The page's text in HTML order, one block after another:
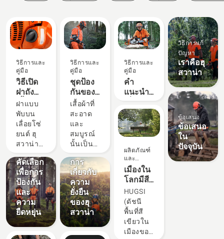
มือ
อาชีพ
วิธีการและ
คู่มือ
วิธีเปิด
ฝาถัง
เชื้อเพลิง
ของ
เลื่อยโซ่
ยนต์
ฝาแบบ
พับบน
เลื่อยโซ่
ยนต์ ฮุ
สวาน่า
คุณ
สามารถ
เติมเชื้อ
เพลิงให้
กับเลื่อย
โซ่ยนต์
ของคุณ
ได้ง่าย
ผลิตภัณฑ์
และ
นวัตกรรม
ชุดป้อง
กันของฮุ
สวาน่า:
คัดเลือก
เพื่อการ
ป้องกัน
และ
ความ
ยืดหยุ่น
วิธีการและ
คู่มือ
ชุดป้อง
กันของฮุ
สวาน่า:
คู่มือการ
ซักและ
ซ่อมแซม
เสื้อผ้าที่
สะอาด
และ
สมบูรณ์
นั้นเป็น
ปลอดภัย
ชุด
ป้องกัน
ของคุณ
จะสัมผัส
กับเหงื่อ
และ
น้ำมันอยู่
ธีม
การ
การ
เกี่ยวกับ
ความ
ยั่งยืน
ของฮุ
สวาน่า
วิธีการและ
คู่มือ
คำ
แนะนำ
ตะไบ
และ
อุปกรณ์
ผลิตภัณฑ์
และ
นวัตกรรม
เมืองใน
โลกมีสี
เขียว
มากแค่
ไหน
HUGSI
(ดัชนี
พื้นที่สี
เขียวใน
เมืองของ
วิธีการแก้
ปัญหา
เราคือฮุ
สวาน่า
ข้อเสนอ
ข้อเสนอ
ใน
ปัจจุบัน